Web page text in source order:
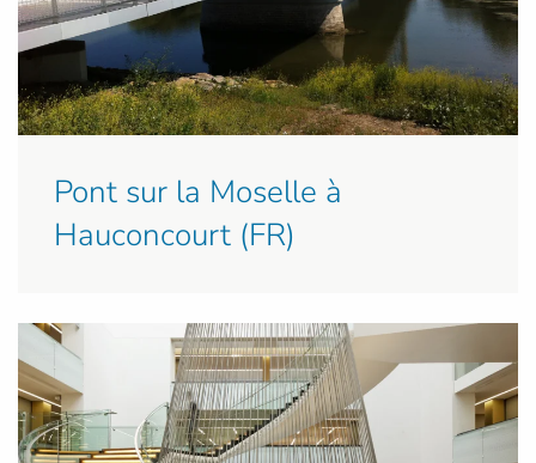
Pont sur la Moselle à
Hauconcourt (FR)